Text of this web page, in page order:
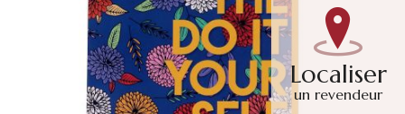
Localiser
un revendeur